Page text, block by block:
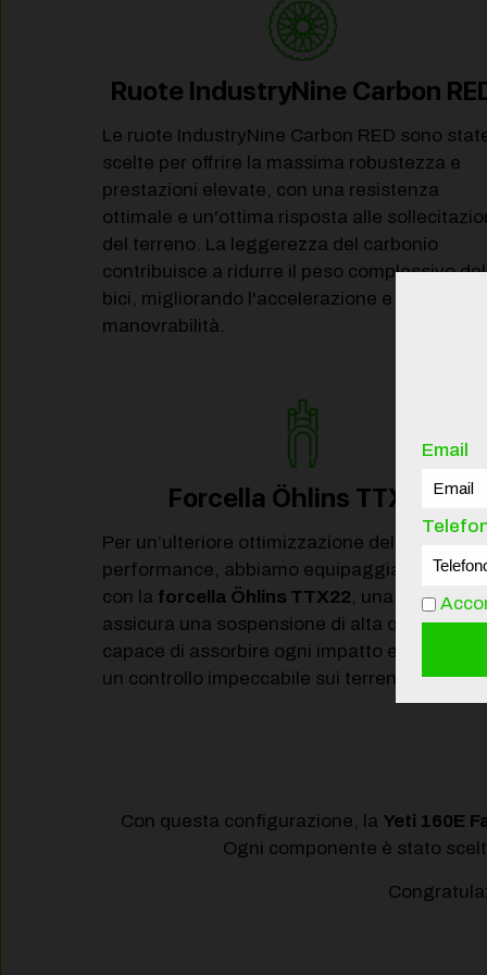
Ruote IndustryNine Carbon
Le ruote IndustryNine Carbon RED sono
scelte per offrire la massima robustezza e
prestazioni elevate, con una resistenza
ottimale e un'ottima risposta alle
del terreno. La leggerezza del carbonio
contribuisce a ridurre il peso complessivo
bici, migliorando l'accelerazione e la
manovrabilità.
Forcella Öhlins TTX22
Per un’ulteriore ottimizzazione della
performance, abbiamo equipaggiato la bici
con la forcella Öhlins TTX22, una scelta che
assicura una sospensione di alta qualità,
capace di assorbire ogni impatto e di
un controllo impeccabile sui terreni più
Con questa configurazione, la Yeti 160E
Ogni componente è stato
Email